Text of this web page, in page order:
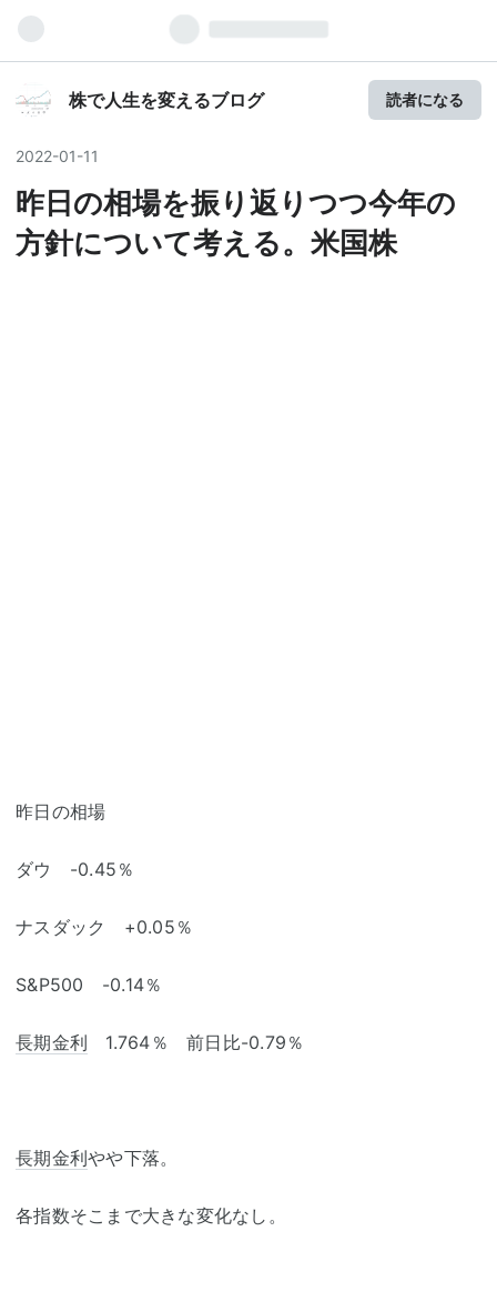
株で人生を変えるブログ 読者になる
2022-01-11
昨日の相場を振り返りつつ今年の
方針について考える。米国株
昨日の相場
ダウ -0.45％
ナスダック +0.05％
S&P500 -0.14％
長期金利 1.764％ 前日比-0.79％
長期金利やや下落。
各指数そこまで大きな変化なし。